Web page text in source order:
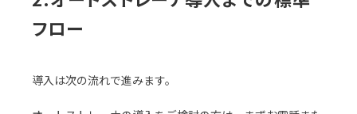
フロー
導入は次の流れで進みます。